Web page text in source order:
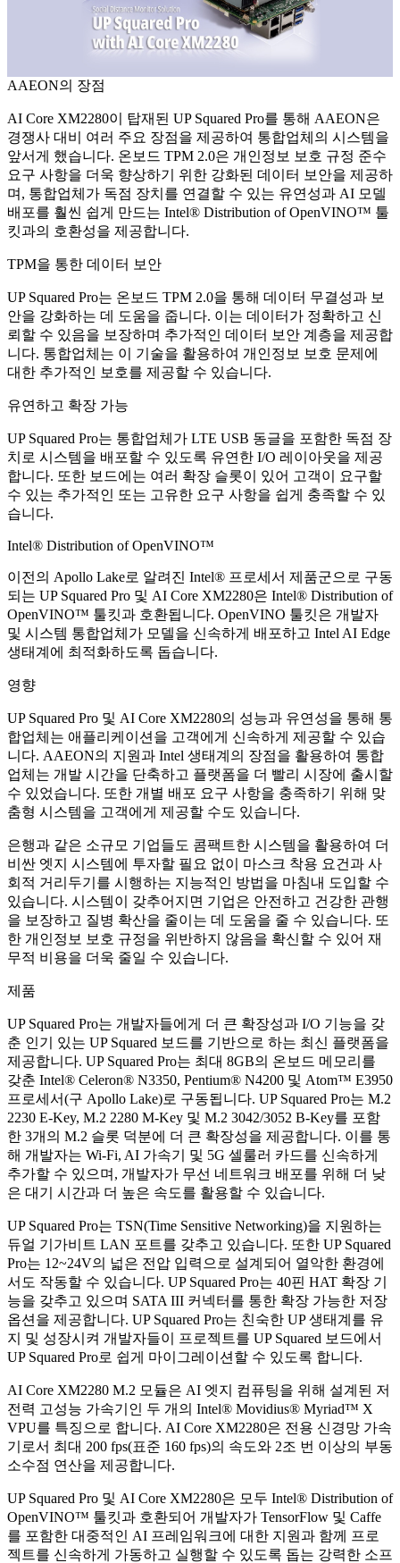
AAEON의 장점
AI Core XM2280이 탑재된 UP Squared Pro를 통해 AAEON은
경쟁사 대비 여러 주요 장점을 제공하여 통합업체의 시스템을
앞서게 했습니다. 온보드 TPM 2.0은 개인정보 보호 규정 준수
요구 사항을 더욱 향상하기 위한 강화된 데이터 보안을 제공하
며, 통합업체가 독점 장치를 연결할 수 있는 유연성과 AI 모델
배포를 훨씬 쉽게 만드는 Intel® Distribution of OpenVINO™ 툴
킷과의 호환성을 제공합니다.
TPM을 통한 데이터 보안
UP Squared Pro는 온보드 TPM 2.0을 통해 데이터 무결성과 보
안을 강화하는 데 도움을 줍니다. 이는 데이터가 정확하고 신
뢰할 수 있음을 보장하며 추가적인 데이터 보안 계층을 제공합
니다. 통합업체는 이 기술을 활용하여 개인정보 보호 문제에
대한 추가적인 보호를 제공할 수 있습니다.
유연하고 확장 가능
UP Squared Pro는 통합업체가 LTE USB 동글을 포함한 독점 장
치로 시스템을 배포할 수 있도록 유연한 I/O 레이아웃을 제공
합니다. 또한 보드에는 여러 확장 슬롯이 있어 고객이 요구할
수 있는 추가적인 또는 고유한 요구 사항을 쉽게 충족할 수 있
습니다.
Intel® Distribution of OpenVINO™
이전의 Apollo Lake로 알려진 Intel® 프로세서 제품군으로 구동
되는 UP Squared Pro 및 AI Core XM2280은 Intel® Distribution of
OpenVINO™ 툴킷과 호환됩니다. OpenVINO 툴킷은 개발자
및 시스템 통합업체가 모델을 신속하게 배포하고 Intel AI Edge
생태계에 최적화하도록 돕습니다.
영향
UP Squared Pro 및 AI Core XM2280의 성능과 유연성을 통해 통
합업체는 애플리케이션을 고객에게 신속하게 제공할 수 있습
니다. AAEON의 지원과 Intel 생태계의 장점을 활용하여 통합
업체는 개발 시간을 단축하고 플랫폼을 더 빨리 시장에 출시할
수 있었습니다. 또한 개별 배포 요구 사항을 충족하기 위해 맞
춤형 시스템을 고객에게 제공할 수도 있습니다.
은행과 같은 소규모 기업들도 콤팩트한 시스템을 활용하여 더
비싼 엣지 시스템에 투자할 필요 없이 마스크 착용 요건과 사
회적 거리두기를 시행하는 지능적인 방법을 마침내 도입할 수
있습니다. 시스템이 갖추어지면 기업은 안전하고 건강한 관행
을 보장하고 질병 확산을 줄이는 데 도움을 줄 수 있습니다. 또
한 개인정보 보호 규정을 위반하지 않음을 확신할 수 있어 재
무적 비용을 더욱 줄일 수 있습니다.
제품
UP Squared Pro는 개발자들에게 더 큰 확장성과 I/O 기능을 갖
춘 인기 있는 UP Squared 보드를 기반으로 하는 최신 플랫폼을
제공합니다. UP Squared Pro는 최대 8GB의 온보드 메모리를
갖춘 Intel® Celeron® N3350, Pentium® N4200 및 Atom™ E3950
프로세서(구 Apollo Lake)로 구동됩니다. UP Squared Pro는 M.2
2230 E-Key, M.2 2280 M-Key 및 M.2 3042/3052 B-Key를 포함
한 3개의 M.2 슬롯 덕분에 더 큰 확장성을 제공합니다. 이를 통
해 개발자는 Wi-Fi, AI 가속기 및 5G 셀룰러 카드를 신속하게
추가할 수 있으며, 개발자가 무선 네트워크 배포를 위해 더 낮
은 대기 시간과 더 높은 속도를 활용할 수 있습니다.
UP Squared Pro는 TSN(Time Sensitive Networking)을 지원하는
듀얼 기가비트 LAN 포트를 갖추고 있습니다. 또한 UP Squared
Pro는 12~24V의 넓은 전압 입력으로 설계되어 열악한 환경에
서도 작동할 수 있습니다. UP Squared Pro는 40핀 HAT 확장 기
능을 갖추고 있으며 SATA III 커넥터를 통한 확장 가능한 저장
옵션을 제공합니다. UP Squared Pro는 친숙한 UP 생태계를 유
지 및 성장시켜 개발자들이 프로젝트를 UP Squared 보드에서
UP Squared Pro로 쉽게 마이그레이션할 수 있도록 합니다.
AI Core XM2280 M.2 모듈은 AI 엣지 컴퓨팅을 위해 설계된 저
전력 고성능 가속기인 두 개의 Intel® Movidius® Myriad™ X
VPU를 특징으로 합니다. AI Core XM2280은 전용 신경망 가속
기로서 최대 200 fps(표준 160 fps)의 속도와 2조 번 이상의 부동
소수점 연산을 제공합니다.
UP Squared Pro 및 AI Core XM2280은 모두 Intel® Distribution of
OpenVINO™ 툴킷과 호환되어 개발자가 TensorFlow 및 Caffe
를 포함한 대중적인 AI 프레임워크에 대한 지원과 함께 프로
젝트를 신속하게 가동하고 실행할 수 있도록 돕는 강력한 소프